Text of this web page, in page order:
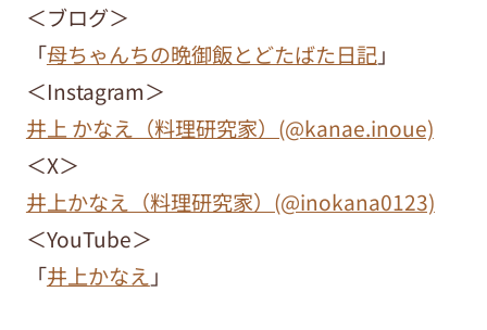
＜ブログ＞
「母ちゃんちの晩御飯とどたばた日記」
＜Instagram＞
井上 かなえ（料理研究家）(@kanae.inoue)
＜X＞
井上かなえ（料理研究家）(@inokana0123)
＜YouTube＞
「井上かなえ 」